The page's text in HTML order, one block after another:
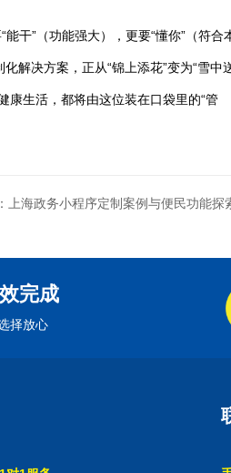
干”（功能强大），更要“懂你”（符合
解决方案，正从“锦上添花”变为“雪中
康生活，都将由这位装在口袋里的“管
上海政务小程序定制案例与便民功能探
完成
择放心